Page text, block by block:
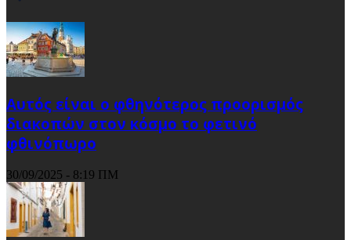
Αυτός είναι ο φθηνότερος προορισμός
διακοπών στον κόσμο το φετινό
φθινόπωρο
30/09/2025 - 8:19 ΠΜ